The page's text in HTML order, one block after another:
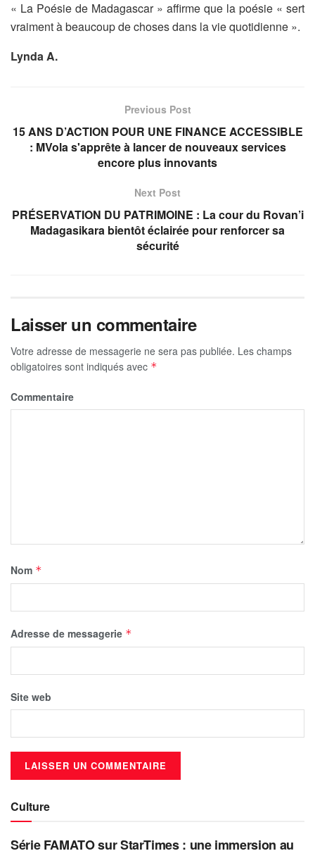
« La Poésie de Madagascar » affirme que la poésie « sert
vraiment à beaucoup de choses dans la vie quotidienne ».
Lynda A.
Previous Post
15 ANS D’ACTION POUR UNE FINANCE ACCESSIBLE
: MVola s'apprête à lancer de nouveaux services
encore plus innovants
Next Post
PRÉSERVATION DU PATRIMOINE : La cour du Rovan’i
Madagasikara bientôt éclairée pour renforcer sa
sécurité
Laisser un commentaire
Votre adresse de messagerie ne sera pas publiée. Les champs
obligatoires sont indiqués avec *
Commentaire
Nom *
Adresse de messagerie *
Site web
Culture
Série FAMATO sur StarTimes : une immersion au